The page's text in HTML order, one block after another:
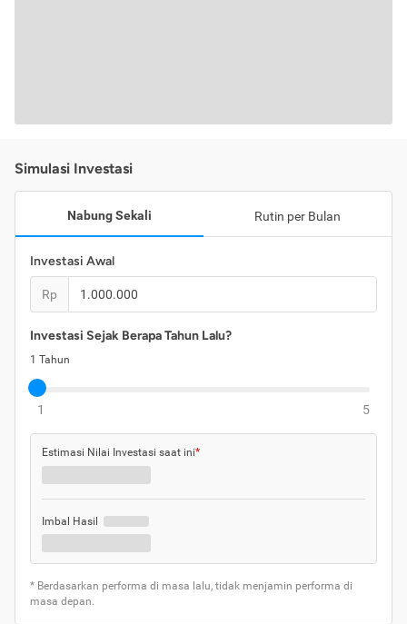
Simulasi Investasi
Nabung Sekali Rutin per Bulan
Investasi Awal
Rp
Investasi Sejak Berapa Tahun Lalu?
1 Tahun
1 5
Estimasi Nilai Investasi saat ini*
Imbal Hasil
* Berdasarkan performa di masa lalu, tidak menjamin performa di
masa depan.